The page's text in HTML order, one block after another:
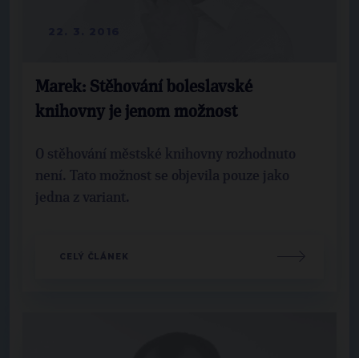
Marek: Stěhování boleslavské
knihovny je jenom možnost
O stěhování městské knihovny rozhodnuto
není. Tato možnost se objevila pouze jako
jedna z variant.
CELÝ ČLÁNEK